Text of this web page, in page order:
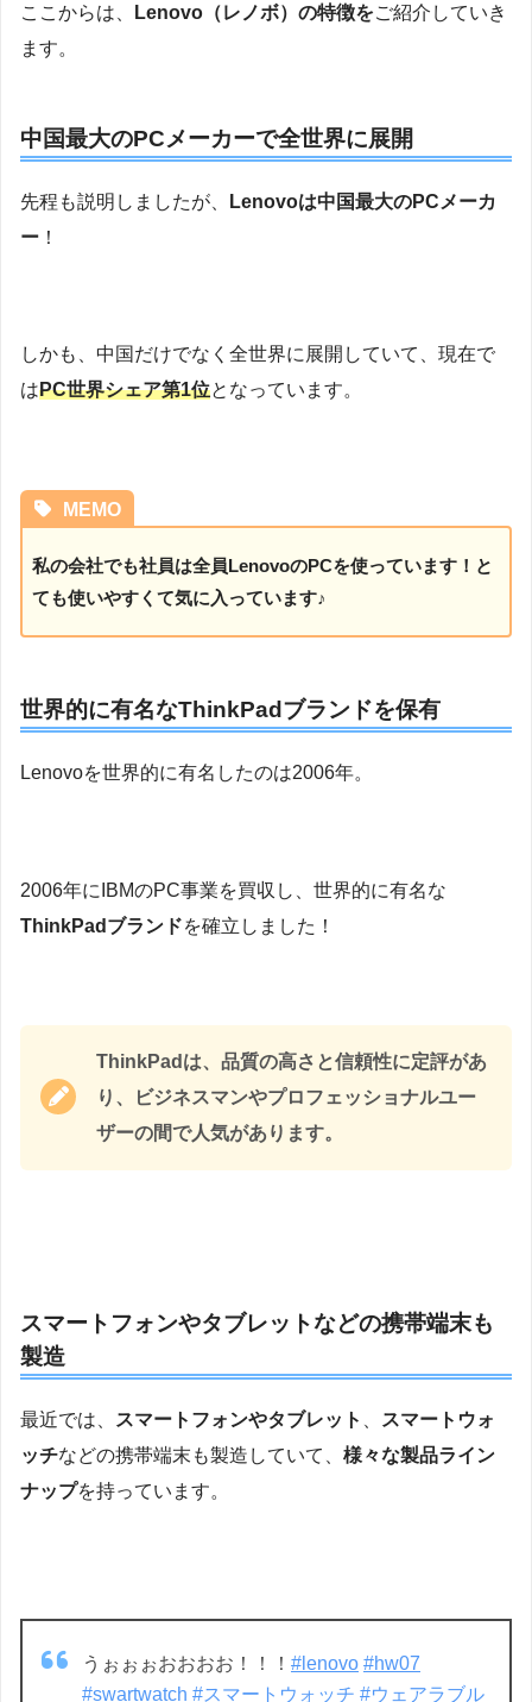
ここからは、 Lenovo（レノボ）の特徴をご紹介していき
ます。
中国最大のPCメーカーで全世界に展開
先程も説明しましたが、
Lenovoは中国最大のPCメーカ
ー ！
しかも、中国だけでなく全世界に展開していて、現在で
はPC世界シェア第1位となっています。
MEMO
私の会社でも社員は全員LenovoのPCを使っています！と
ても使いやすくて気に入っています♪
世界的に有名なThinkPadブランドを保有
Lenovoを世界的に有名したのは2006年。
2006年にIBMのPC事業を買収し、世界的に有名な
ThinkPadブランドを確立しました！
ThinkPadは、品質の高さと信頼性に定評があ
り、ビジネスマンやプロフェッショナルユー
ザーの間で人気があります。
スマートフォンやタブレットなどの携帯端末も
製造
最近では、 スマートフォンやタブレット
スマートウォ
ッチなどの携帯端末も製造していて、 様々な製品ライン
ナップを持っています。
うぉぉぉおおおお！！！ #lenovo #hw07
#swartwatch #スマートウォッチ #ウェアラブル